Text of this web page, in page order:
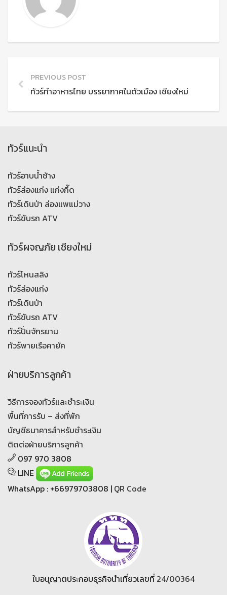
PREVIOUS POST
ทัวร์ทำอาหารไทย บรรยากาศในตัวเมือง เชียงใหม่
ทัวร์แนะนำ
ทัวร์อาบน้ำช้าง
ทัวร์ล่องแก่ง แก่งกึ๊ด
ทัวร์เดินป่า ล่องแพแม่วาง
ทัวร์ขับรถ ATV
ทัวร์ผจญภัย เชียงใหม่
ทัวร์โหนสลิง
ทัวร์ล่องแก่ง
ทัวร์เดินป่า
ทัวร์ขับรถ ATV
ทัวร์ปั่นจักรยาน
ทัวร์พายเรือคายัค
ฝ่ายบริการลูกค้า
วิธีการจองทัวร์และชำระเงิน
พื้นที่การรับ – ส่งที่พัก
บัญชีธนาคารสำหรับชำระเงิน
ติดต่อฝ่ายบริการลูกค้า
097 970 3808
LINE
WhatsApp : +66979703808 | QR Code
ใบอนุญาตประกอบธุรกิจนำเที่ยวเลขที่ 24/00364